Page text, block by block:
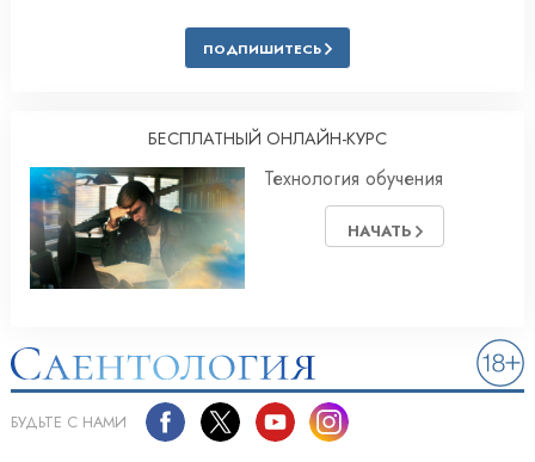
ПОДПИШИТЕСЬ
БЕСПЛАТНЫЙ ОНЛАЙН-КУРС
Технология обучения
НАЧАТЬ
БУДЬТЕ С НАМИ